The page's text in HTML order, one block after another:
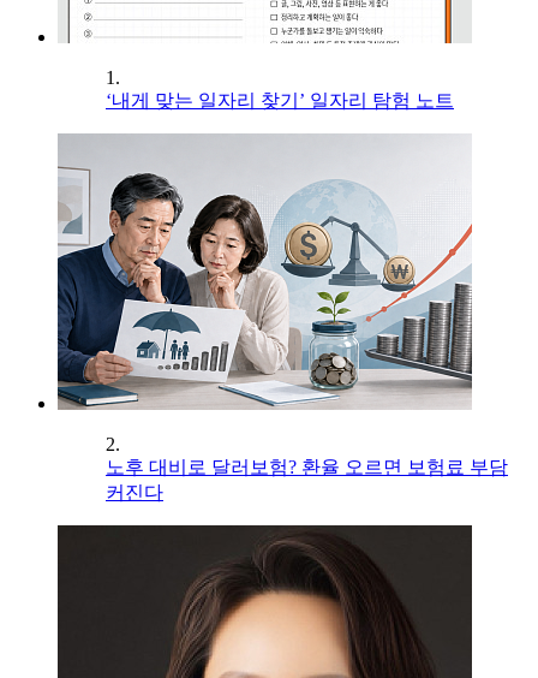
1.
‘내게 맞는 일자리 찾기’ 일자리 탐험 노트
2.
노후 대비로 달러보험? 환율 오르면 보험료 부담
커진다